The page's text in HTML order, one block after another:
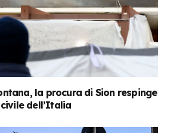
la procura di Sion respinge
dell’Italia